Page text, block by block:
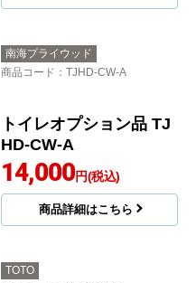
商品コード：HM912
給水延長用フレキホー
11,690